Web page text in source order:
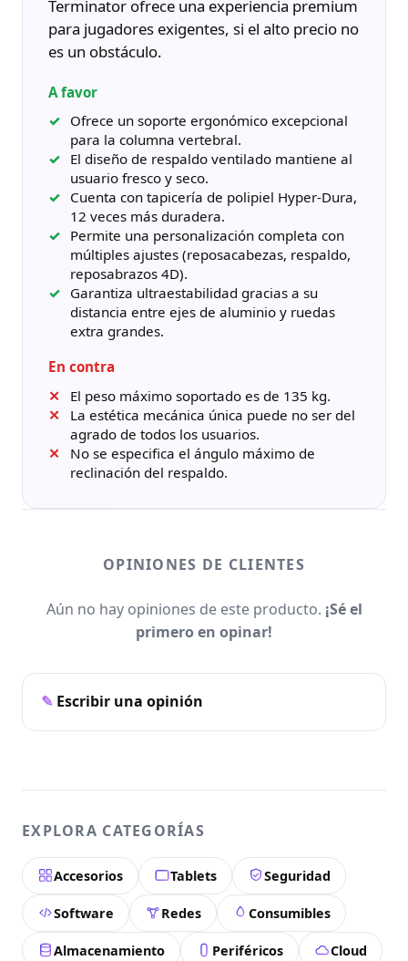
Terminator ofrece una experiencia premium
para jugadores exigentes, si el alto precio no
es un obstáculo.
A favor
Ofrece un soporte ergonómico excepcional
para la columna vertebral.
El diseño de respaldo ventilado mantiene al
usuario fresco y seco.
Cuenta con tapicería de polipiel Hyper-Dura,
12 veces más duradera.
Permite una personalización completa con
múltiples ajustes (reposacabezas, respaldo,
reposabrazos 4D).
Garantiza ultraestabilidad gracias a su
distancia entre ejes de aluminio y ruedas
extra grandes.
En contra
El peso máximo soportado es de 135 kg.
La estética mecánica única puede no ser del
agrado de todos los usuarios.
No se especifica el ángulo máximo de
reclinación del respaldo.
OPINIONES DE CLIENTES
Aún no hay opiniones de este producto. ¡Sé el
primero en opinar!
Escribir una opinión
EXPLORA CATEGORÍAS
Accesorios Tablets Seguridad
Software Redes Consumibles
Almacenamiento Periféricos Cloud